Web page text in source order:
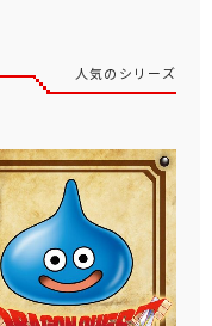
人気のシリーズ